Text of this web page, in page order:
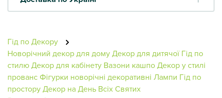
Гід по Декору
Новорічний декор для домуДекор для дитячої Гід по
стилюДекор для кабінету Вазони кашпоДекор у стилі
провансФігурки новорічні декоративні Лампи Гід по
просторуДекор на День Всіх Святих